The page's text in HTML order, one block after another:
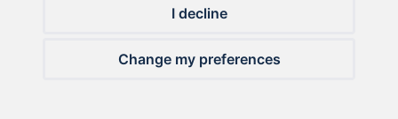
I decline
Change my preferences